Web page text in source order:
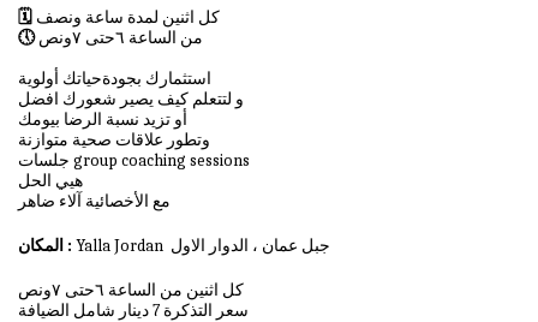
🗓️ كل اثنين لمدة ساعة ونصف
🕔
من الساعة ٦حتى ٧ونص
استثمارك بجودةحياتك أولوية
و لتتعلم كيف يصير شعورك افضل
أو تزيد نسبة الرضا بيومك
وتطور علاقات صحية متوازنة
جلسات group coaching sessions
هيي الحل
مع الأخصائية آلاء ضاهر
المكان : Yalla Jordan جبل عمان ، الدوار الاول
كل اثنين من الساعة ٦حتى ٧ونص
سعر التذكرة 7 دينار شامل الضيافة